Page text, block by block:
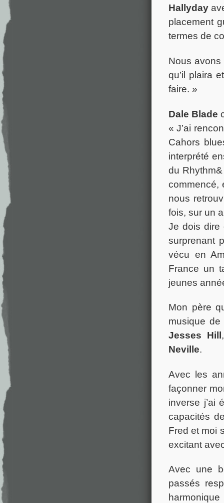
Hallyday
placement
termes de
Nous avons
qu’il plaira
faire. »
Dale Blade
« J’ai
Cahors
interprété
du
commencé,
nous
fois, sur un
Je dois dire
surprenant
vécu en
France un
jeunes
Mon père
musique
Jesses Hill
Neville.
Avec les
façonner
inverse j’ai
capacités
Fred et moi
excitant
Avec une
passés